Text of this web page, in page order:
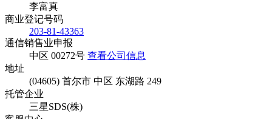
李富真
商业登记号码
203-81-43363
通信销售业申报
中区 00272号 查看公司信息
地址
(04605) 首尔市 中区 东湖路 249
托管企业
三星SDS(株)